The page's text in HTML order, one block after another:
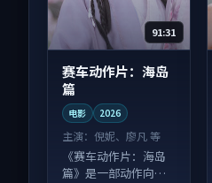
91:31
赛车动作片：海岛
篇
电影 2026
主演： 倪妮、廖凡 等
《赛车动作片：海岛
篇》是一部动作向电